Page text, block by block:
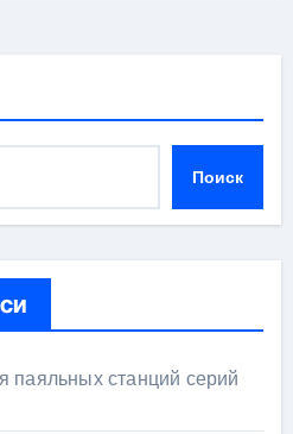
Поиск
станций серий